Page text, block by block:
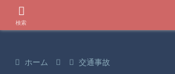
ホーム 交通事故
検索